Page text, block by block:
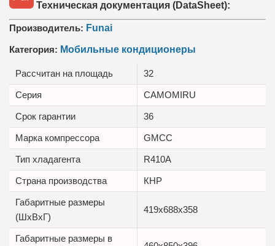
Техническая документация (DataSheet):
Производитель: Funai
Категория: Мобильные кондиционеры
Рассчитан на площадь 32
Серия CAMOMIRU
Срок гарантии 36
Марка компрессора GMCC
Тип хладагента R410A
Страна производства КНР
Габаритные размеры
(ШxВxГ)
419x688x358
Габаритные размеры в